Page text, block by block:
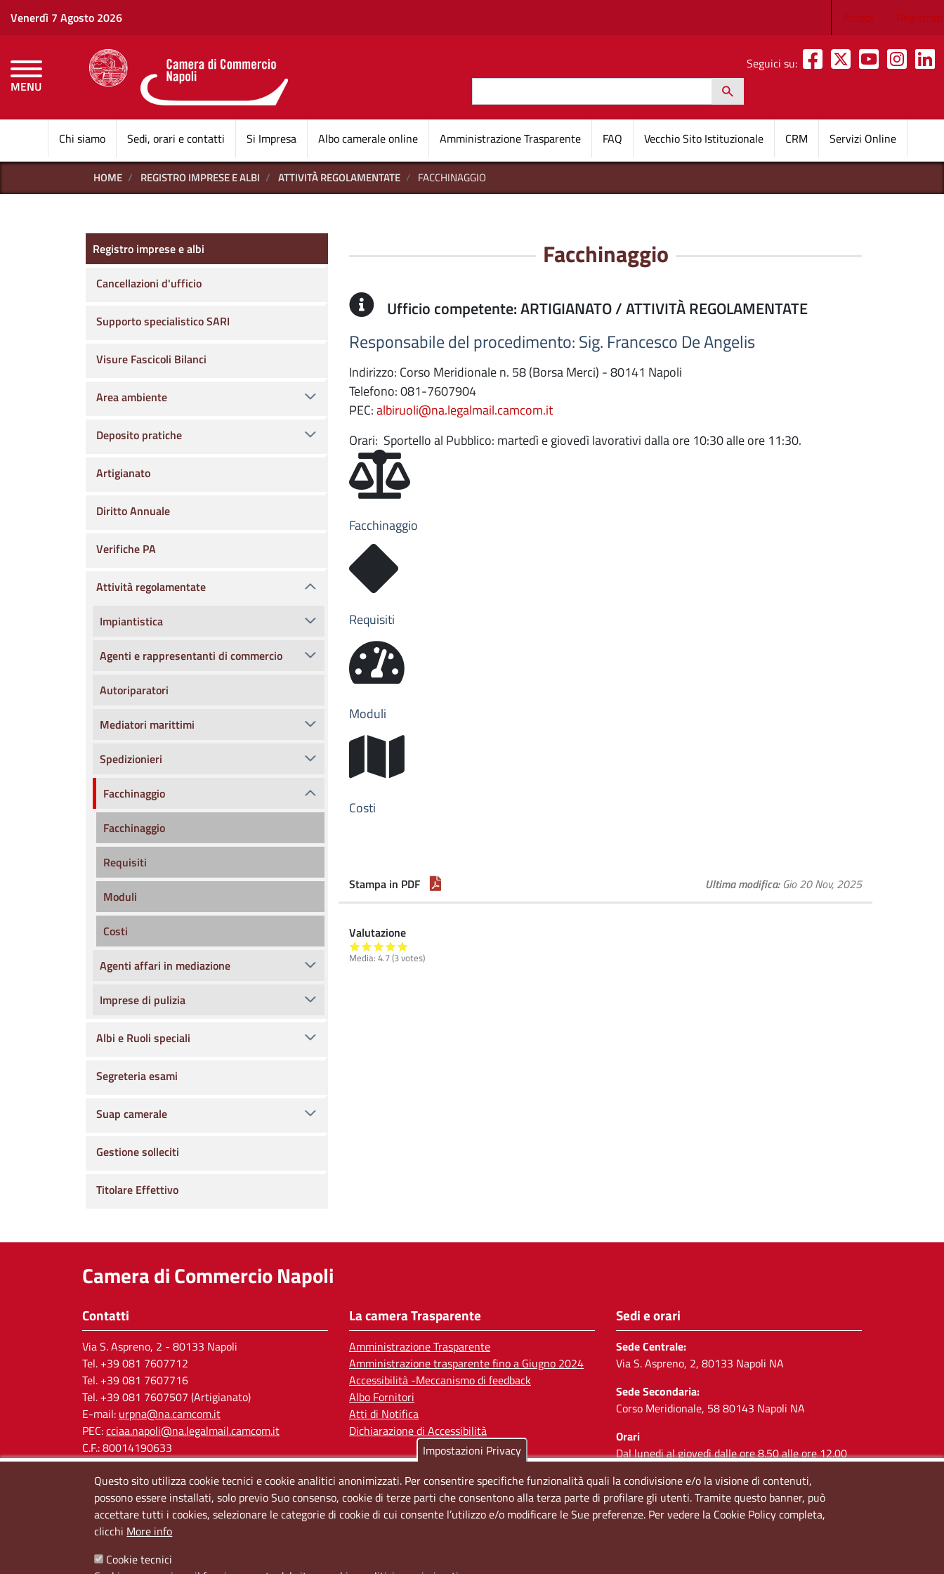
Venerdì 7 Agosto 2026 Menu
Accedi Registrati
MENU
CAMERE DI COMMERCIO D'ITALIA
Seguici su:
h
Navigazione principale
Chi siamo Sedi, orari e contatti Si Impresa Albo camerale online Amministrazione Trasparente FAQ Vecchio Sito Istituzionale CRM Servizi Online
HOME REGISTRO IMPRESE E ALBI ATTIVITÀ REGOLAMENTATE FACCHINAGGIO
Facchinaggio
Ufficio competente: ARTIGIANATO / ATTIVITÀ REGOLAMENTATE
Responsabile del procedimento: Sig. Francesco De Angelis
Indirizzo: Corso Meridionale n. 58 (Borsa Merci) - 80141 Napoli
Telefono: 081-7607904
PEC:albiruoli@na.legalmail.camcom.it
Orari: Sportello al Pubblico: martedì e giovedì lavorativi dalla ore 10:30 alle ore 11:30.
Facchinaggio
Requisiti
Moduli
Costi
Stampa in PDF Ultima modifica Gio 20 Nov, 2025
Valutazione
Media: 4.7(3votes)
Registro imprese e albi
Registro imprese e albi
Cancellazioni d'ufficio
Supporto specialistico SARI
Visure Fascicoli Bilanci
Area ambiente
Deposito pratiche
Artigianato
Diritto Annuale
Verifiche PA
Attività regolamentate
Impiantistica
Agenti e rappresentanti di commercio
Autoriparatori
Mediatori marittimi
Spedizionieri
Facchinaggio
Facchinaggio
Requisiti
Moduli
Costi
Agenti affari in mediazione
Imprese di pulizia
Albi e Ruoli speciali
Segreteria esami
Suap camerale
Gestione solleciti
Titolare Effettivo
Camera di Commercio Napoli
Contatti
Via S. Aspreno, 2 - 80133 Napoli
Tel. +39 081 7607712
Tel. +39 081 7607716
Tel. +39 081 7607507 (Artigianato)
E-mail: urpna@na.camcom.it
PEC:cciaa.napoli@na.legalmail.camcom.it
C.F.: 80014190633
P.IVA: 03121650638
Cod. IPA: cciaa_na
La camera Trasparente
Amministrazione Trasparente
Amministrazione trasparente fino a Giugno 2024
Accessibilità -Meccanismo di feedback
Albo Fornitori
Atti di Notifica
Dichiarazione di Accessibilità
Sedi e orari
Sede Centrale:
Via S. Aspreno, 2, 80133 Napoli NA
Sede Secondaria:
Corso Meridionale, 58 80143 Napoli NA
Orari
Dal lunedi al giovedì dalle ore 8.50 alle ore 12.00
Social
Impostazioni Privacy
Questo sito utilizza cookie tecnici e cookie analitici anonimizzati. Per consentire specifiche funzionalità quali la condivisione e/o la visione di contenuti,
possono essere installati, solo previo Suo consenso, cookie di terze parti che consentono alla terza parte di profilare gli utenti. Tramite questo banner, può
accettare tutti i cookies, selezionare le categorie di cookie di cui consente l’utilizzo e/o modificare le Sue preferenze. Per vedere la Cookie Policy completa,
clicchi More info
Cookie tecnici